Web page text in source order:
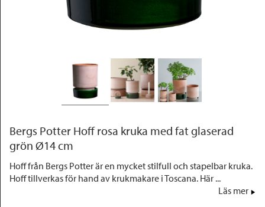
Bergs Potter Hoff rosa kruka med fat glaserad
grön Ø14 cm
Hoff från Bergs Potter är en mycket stilfull och stapelbar kruka.
Hoff tillverkas för hand av krukmakare i Toscana. Här ...
Läs mer